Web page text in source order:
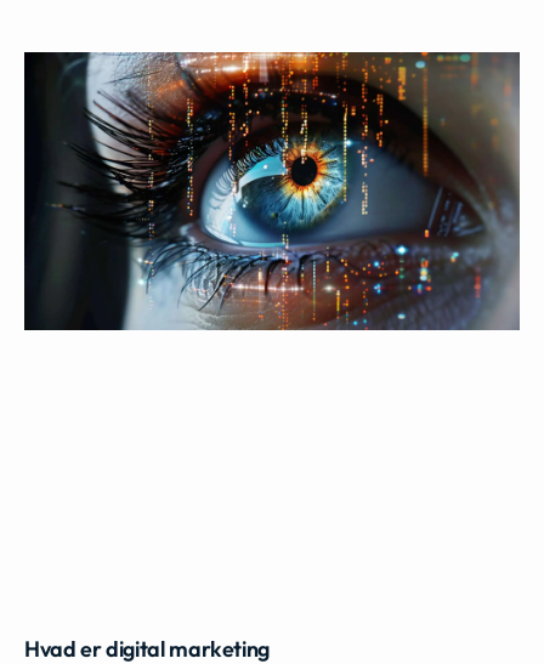
Hvad er digital marketing